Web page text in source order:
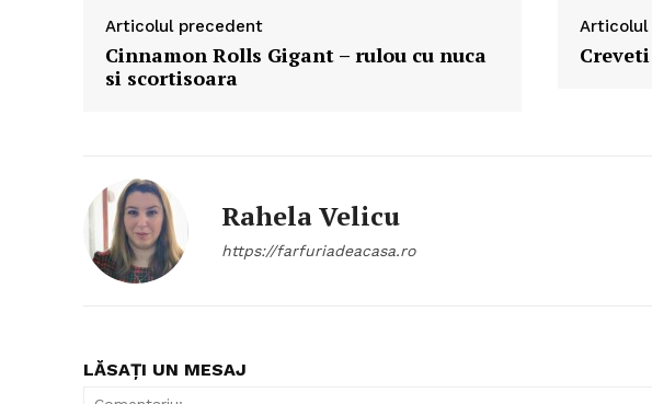
Articolul precedent
Cinnamon Rolls Gigant – rulou cu nuca
si scortisoara
Rahela Velicu
https://farfuriadeacasa.ro
LĂSAȚI UN MESAJ